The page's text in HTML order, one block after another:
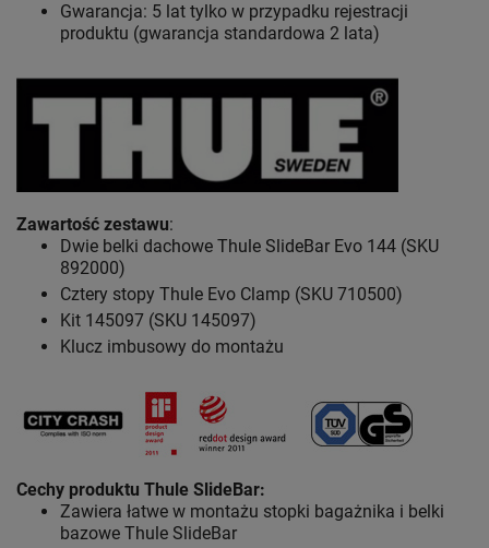
Gwarancja: 5 lat tylko w przypadku rejestracji
produktu (gwarancja standardowa 2 lata)
Zawartość zestawu:
Dwie belki dachowe Thule SlideBar Evo 144 (SKU
892000)
Cztery stopy Thule Evo Clamp (SKU 710500)
Kit 145097 (SKU 145097)
Klucz imbusowy do montażu
Cechy produktu Thule SlideBar:
Zawiera łatwe w montażu stopki bagażnika i belki
bazowe Thule SlideBar